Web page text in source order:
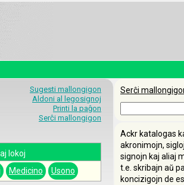
Sugesti mallongigon
Aldoni al legosignoj
Printi la paĝon
Serĉi mallongigon
lokoj
Medicino Usono
Serĉi
Ackr katalogas
akronimojn,
signojn kaj aliaj
t.e. skribajn aŭ
koncizigojn de